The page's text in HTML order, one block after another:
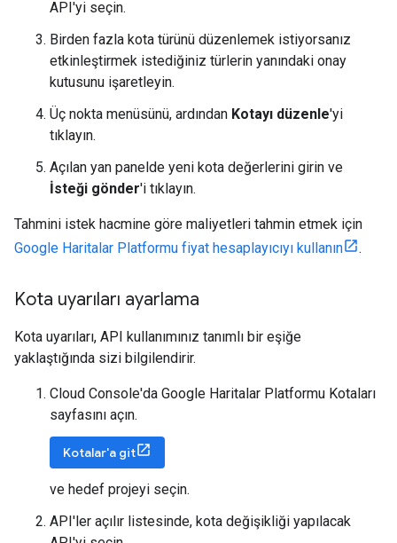
API'yi seçin.
Birden fazla kota türünü düzenlemek istiyorsanız
etkinleştirmek istediğiniz türlerin yanındaki onay
kutusunu işaretleyin.
Üç nokta menüsünü, ardından Kotayı düzenle'yi
tıklayın.
Açılan yan panelde yeni kota değerlerini girin ve
İsteği gönder'i tıklayın.
Tahmini istek hacmine göre maliyetleri tahmin etmek için
Google Haritalar Platformu fiyat hesaplayıcıyı kullanın
.
Kota uyarıları ayarlama
Kota uyarıları, API kullanımınız tanımlı bir eşiğe
yaklaştığında sizi bilgilendirir.
Cloud Console'da Google Haritalar Platformu Kotaları
sayfasını açın.
Kotalar'a git
ve hedef projeyi seçin.
API'ler açılır listesinde, kota değişikliği yapılacak